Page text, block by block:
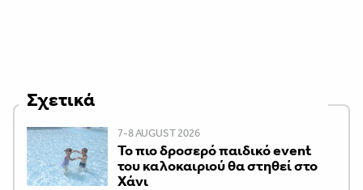
Σχετικά
7-8 AUGUST 2026
Το πιο δροσερό παιδικό event
του καλοκαιριού θα στηθεί στο
Χάνι